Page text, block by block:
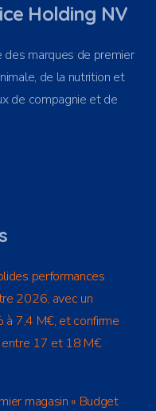
Holding NV
marques de premier
de la nutrition et
de compagnie et de
performances
2026, avec un
à 7,4 M€, et confirme
entre 17 et 18 M€
magasin « Budget